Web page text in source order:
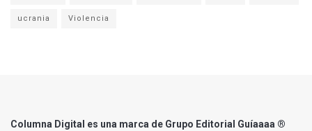
ucrania Violencia
Columna Digital es una marca de Grupo Editorial Guíaaaa ®